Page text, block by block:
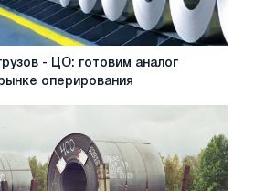
- ЦО: готовим аналог
оперирования